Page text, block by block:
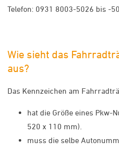
Telefon: 0931 8003-5026 bis -
Wie sieht das
aus?
Das Kennzeichen am
hat die Größe eines Pkw-
520 x 110 mm).
muss die selbe